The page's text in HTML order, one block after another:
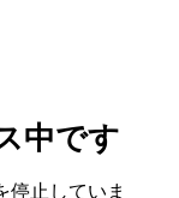
中です
停止していま